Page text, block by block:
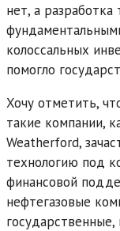
нет, а разработка
колоссальных
помогло
Хочу отметить,
такие компании,
Weatherford,
технологию под
финансовой
нефтегазовые